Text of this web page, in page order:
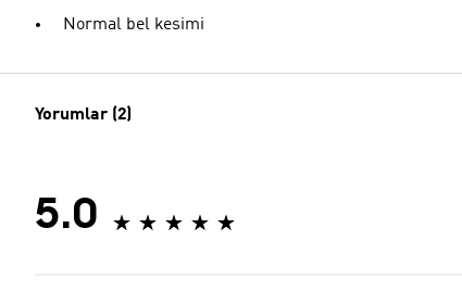
Normal bel kesimi
Yorumlar (2)
5.0